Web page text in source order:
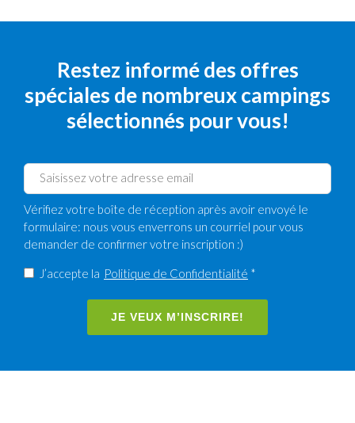
Restez informé des offres
spéciales de nombreux campings
sélectionnés pour vous!
Vérifiez votre boîte de réception après avoir envoyé le
formulaire: nous vous enverrons un courriel pour vous
demander de confirmer votre inscription :)
J’accepte la Politique de Confidentialité *
JE VEUX M’INSCRIRE!